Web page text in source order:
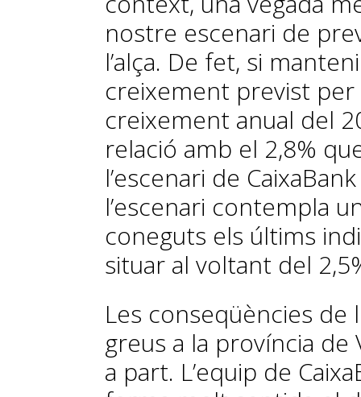
nostre escenari de
l’alça. De fet, si
creixement previst
creixement anual del
relació amb el 2,8%
l’escenari de
l’escenari contempla
coneguts els últims
situar al voltant del
Les conseqüències de
greus a la província
a part. L’equip de